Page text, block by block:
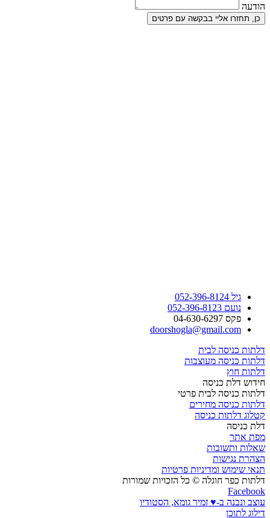
הודעה
כן, תחזרו אליי בבקשה עם פרטים
גיל 052-396-8124
נועם 052-396-8123
פקס 04-630-6297
doorshogla@gmail.com
דלתות כניסה לבית
דלתות כניסה מעוצבות
דלתות חוץ
חידוש דלת כניסה
דלתות כניסה לבית פרטי
דלתות כניסה מחירים
קטלוג דלתות כניסה
דלת כניסה
מפת אתר
שאלות ותשובות
הצהרת נגישות
תנאי שימוש ומדיניות פרטיות
דלתות כפר חוגלה © כל הזכויות שמורות
Facebook
עוצב ונבנה ב-♥︎ זמיר גומא, הסטודיו
דילוג לתוכן